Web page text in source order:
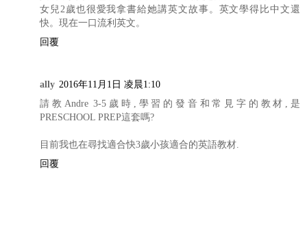
女兒2歲也很愛我拿書給她講英文故事。英文學得比中文還
快。現在一口流利英文。
回覆
ally 2016年11月1日 凌晨1:10
請教Andre 3-5歲時,學習的發音和常見字的教材,是
PRESCHOOL PREP這套嗎?
目前我也在尋找適合快3歲小孩適合的英語教材.
回覆